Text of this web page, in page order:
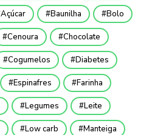
Açúcar Baunilha Bolo
Cenoura Chocolate
Cogumelos Diabetes
Espinafres Farinha
Legumes Leite
Low carb Manteiga